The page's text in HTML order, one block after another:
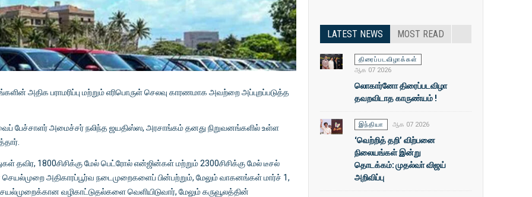
அதிக பராமரிப்பு மற்றும் எரிபொருள் செலவு காரணமாக அவற்றை அப்புறப்படுத்த
பேச்சாளர் அமைச்சர் நலிந்த ஜயதிஸ்ஸ, அரசாங்கம் தனது நிறுவனங்களில் உள்ள
தவிர, 1800சிசிக்கு மேல் பெட்ரோல் என்ஜின்கள் மற்றும் 2300சிசிக்கு மேல் டீசல்
அதிகாரப்பூர்வ நடைமுறைகளைப் பின்பற்றும், மேலும் வாகனங்கள் மார்ச் 1,
வழிகாட்டுதல்களை வெளியிடுவார், மேலும் கருவூலத்தின்
LATEST NEWS MOST READ
திரைப்படவிழாக்கள்
ஆக 07 2026
லொகார்னோ திரைப்படவிழா
தவறவிடாத காருண்யம் !
இந்தியா ஆக 07 2026
‘வெற்றித் தறி’ விற்பனை
நிலையங்கள் இன்று
தொடக்கம்: முதல்வா் விஜய்
அறிவிப்பு